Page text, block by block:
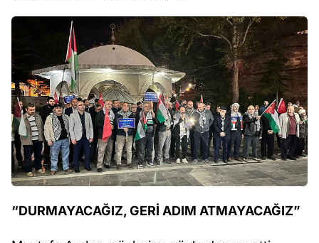
“DURMAYACAĞIZ, GERİ ADIM ATMAYACAĞIZ”